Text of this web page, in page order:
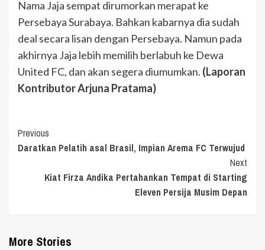
Nama Jaja sempat dirumorkan merapat ke
Persebaya Surabaya. Bahkan kabarnya dia sudah
deal secara lisan dengan Persebaya. Namun pada
akhirnya Jaja lebih memilih berlabuh ke Dewa
United FC, dan akan segera diumumkan. (Laporan
Kontributor Arjuna Pratama)
Continue
Reading
Previous
Daratkan Pelatih asal Brasil, Impian Arema FC Terwujud
Next
Kiat Firza Andika Pertahankan Tempat di Starting
Eleven Persija Musim Depan
More Stories